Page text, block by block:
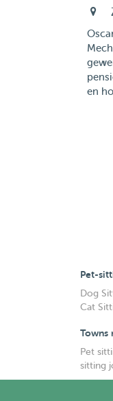
en
Pet-
Dog
Cat
Towns
Pet
sitting